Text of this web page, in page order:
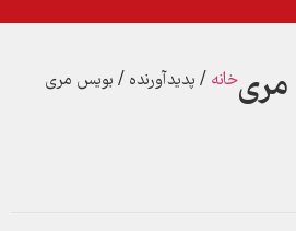
خانه / پدیدآورنده / بویس مری